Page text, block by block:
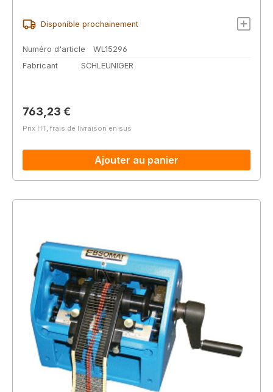
Disponible prochainement
Numéro d'article
WL15296
Fabricant
SCHLEUNIGER
Prix régulier :
763,23 €
Prix HT, frais de livraison en sus
Ajouter au panier